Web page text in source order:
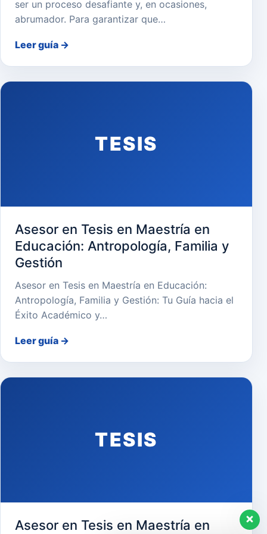
ser un proceso desafiante y, en ocasiones,
abrumador. Para garantizar que…
Leer guía →
TESIS
Asesor en Tesis en Maestría en
Educación: Antropología, Familia y
Gestión
Asesor en Tesis en Maestría en Educación:
Antropología, Familia y Gestión: Tu Guía hacia el
Éxito Académico y…
Leer guía →
TESIS
Asesor en Tesis en Maestría en